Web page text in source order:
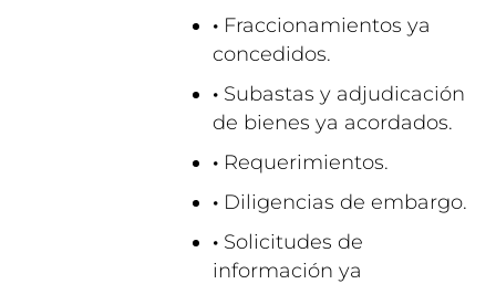
· Fraccionamientos ya
concedidos.
· Subastas y adjudicación
de bienes ya acordados.
· Requerimientos.
· Diligencias de embargo.
· Solicitudes de
información ya